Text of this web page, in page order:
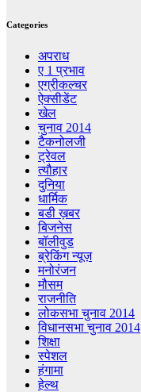
Categories
अपराध
ए 1 प्रभाव
एग्रीकल्चर
ऐक्सीडेंट
खेल
चुनाव 2014
टैकनोलजी
ट्रेवल
त्यौहार
दुनिया
धार्मिक
बडी ख़बर
बिजनेस
बॉलीवुड
ब्रेकिंग न्यूज़
मनोरंजन
मौसम
राजनीति
लोकसभा चुनाव 2014
विधानसभा चुनाव 2014
शिक्षा
स्पेशल
हंगामा
हेल्थ